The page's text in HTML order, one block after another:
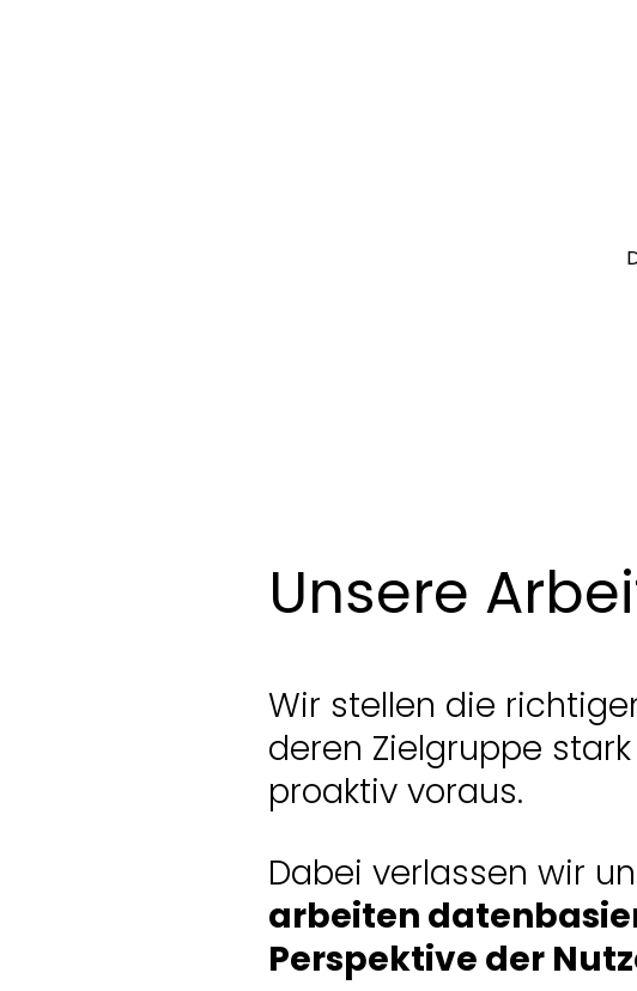
Unsere
Wir stellen die
deren Zielgruppe
proaktiv voraus.
Dabei verlassen wir
arbeiten
Perspektive der